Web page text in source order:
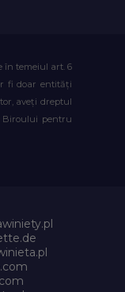
în temeiul art. 6
fi doar entități
aveți dreptul
Biroului pentru